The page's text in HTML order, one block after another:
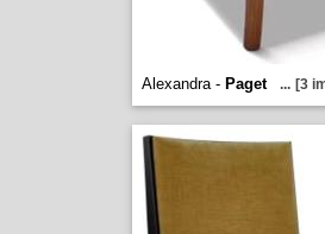
Alexandra - Paget ... [3